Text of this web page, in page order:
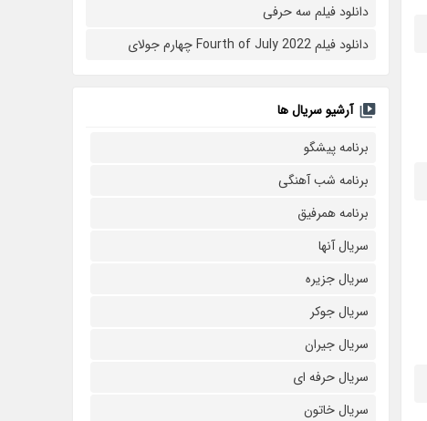
دانلود فیلم سه حرفی
دانلود فیلم Fourth of July 2022 چهارم جولای
آرشیو سریال ها
برنامه پیشگو
برنامه شب آهنگی
برنامه همرفیق
سریال آنها
سریال جزیره
سریال جوکر
سریال جیران
سریال حرفه ای
سریال خاتون